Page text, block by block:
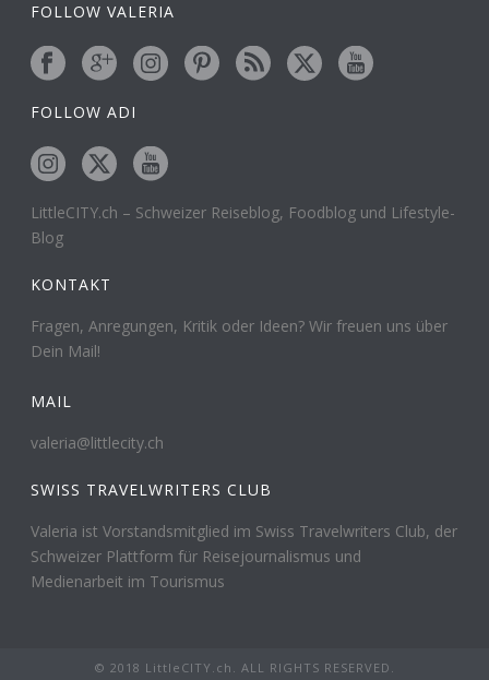
FOLLOW VALERIA
FOLLOW ADI
LittleCITY.ch – Schweizer Reiseblog, Foodblog und Lifestyle-
Blog
KONTAKT
Fragen, Anregungen, Kritik oder Ideen? Wir freuen uns über
Dein Mail!
MAIL
valeria@littlecity.ch
SWISS TRAVELWRITERS CLUB
Valeria ist Vorstandsmitglied im Swiss Travelwriters Club, der
Schweizer Plattform für Reisejournalismus und
Medienarbeit im Tourismus
© 2018 LittleCITY.ch. ALL RIGHTS RESERVED.